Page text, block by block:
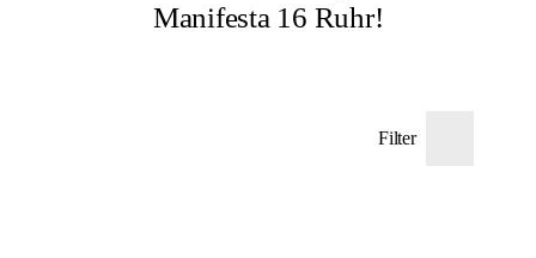
Manifesta 16 Ruhr!
Filter